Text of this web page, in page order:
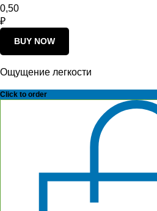
0,50
₽
BUY NOW
Ощущение легкости
Click to order